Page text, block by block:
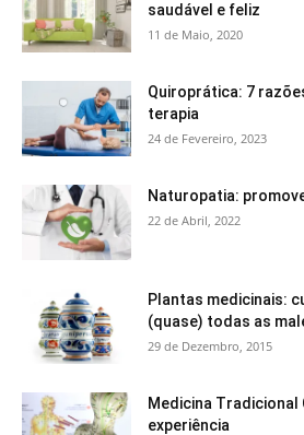
saudável e feliz
11 de Maio, 2020
Quiroprática: 7
terapia
24 de Fevereiro, 2023
Naturopatia:
22 de Abril, 2022
Plantas medicinais:
(quase) todas as
29 de Dezembro, 2015
Medicina Tradicional
experiência